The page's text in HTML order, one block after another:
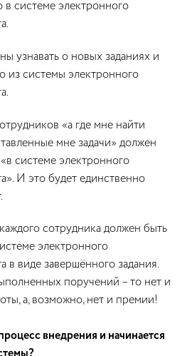
в системе электронного
узнавать о новых заданиях и
из системы электронного
«а где мне найти
мне задачи» должен
системе электронного
И это будет единственно
сотрудника должен быть
электронного
в виде завершённого задания.
поручений – то нет и
а, возможно, нет и премии!
внедрения и начинается